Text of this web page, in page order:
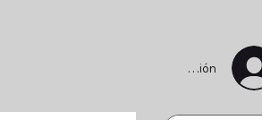
Iniciar sesión